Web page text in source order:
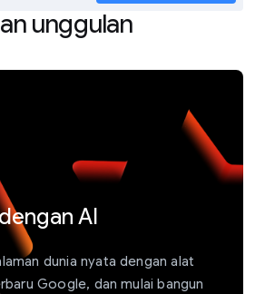
unggulan
AI
dunia nyata dengan alat
Google, dan mulai bangun